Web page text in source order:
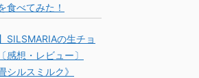
食べてみた！
SILSMARIAの生チョ
感想・レビュー〕
シルスミルク》